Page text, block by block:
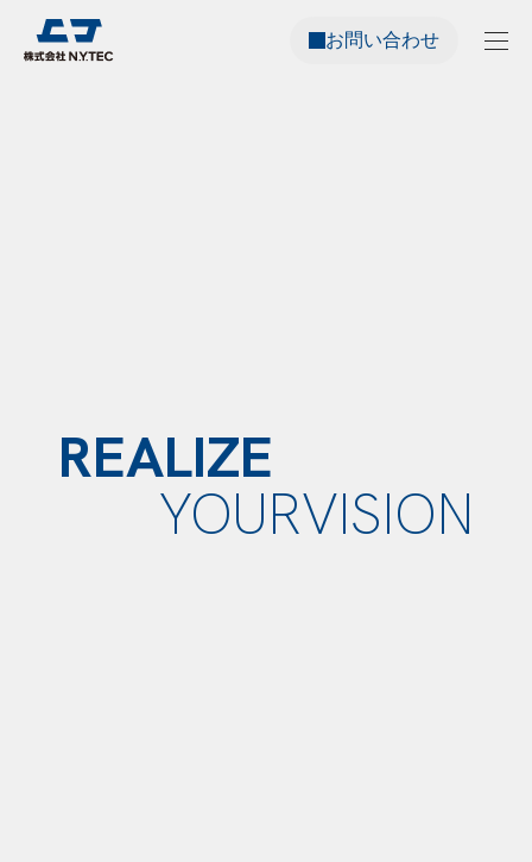
お問い合わせ
REALIZE
YOURVISION